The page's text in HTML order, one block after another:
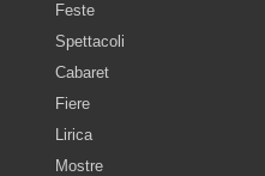
Feste
Spettacoli
Cabaret
Fiere
Lirica
Mostre